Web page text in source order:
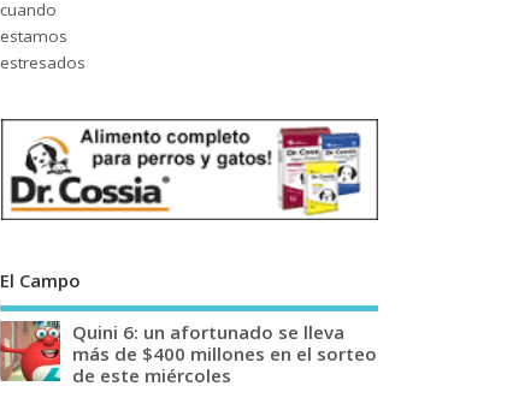
El Campo
Quini 6: un afortunado se lleva
más de $400 millones en el sorteo
de este miércoles